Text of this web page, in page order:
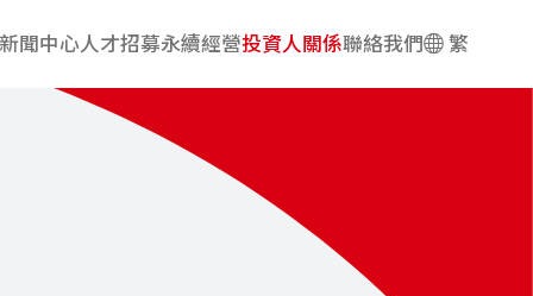
新聞中心人才招募永續經營投資人關係聯絡我們 繁